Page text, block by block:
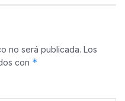
no será publicada. Los
con *